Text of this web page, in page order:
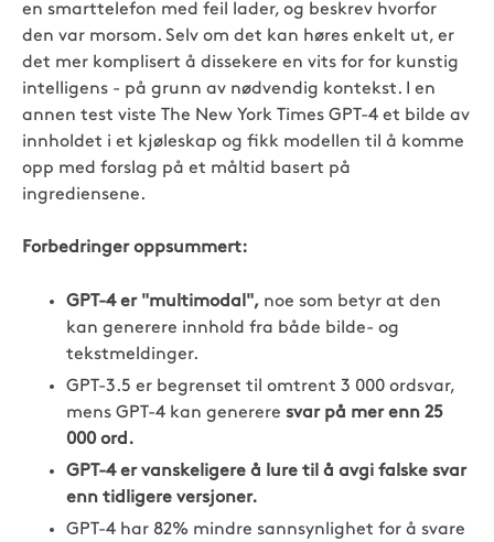
en smarttelefon med feil lader, og beskrev hvorfor
den var morsom. Selv om det kan høres enkelt ut, er
det mer komplisert å dissekere en vits for for kunstig
intelligens - på grunn av nødvendig kontekst. I en
annen test viste The New York Times GPT-4 et bilde av
innholdet i et kjøleskap og fikk modellen til å komme
opp med forslag på et måltid basert på
ingrediensene.
Forbedringer oppsummert:
GPT-4 er "multimodal", noe som betyr at den
kan generere innhold fra både bilde- og
tekstmeldinger.
GPT-3.5 er begrenset til omtrent 3 000 ordsvar,
mens GPT-4 kan generere svar på mer enn 25
000 ord.
GPT-4 er vanskeligere å lure til å avgi falske svar
enn tidligere versjoner.
GPT-4 har 82% mindre sannsynlighet for å svare